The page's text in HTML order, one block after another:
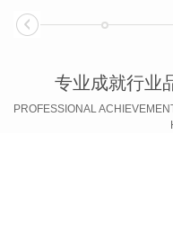
专业成就行业
PROFESSIONAL